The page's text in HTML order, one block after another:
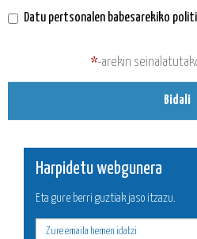
Datu pertsonalen babesarekiko
*-arekin
Bidali
Harpidetu webgunera
Eta gure berri guztiak jaso itzazu.